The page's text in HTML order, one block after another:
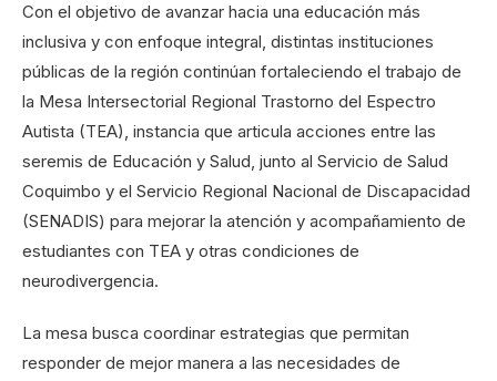
Con el objetivo de avanzar hacia una educación más
inclusiva y con enfoque integral, distintas instituciones
públicas de la región continúan fortaleciendo el trabajo de
la Mesa Intersectorial Regional Trastorno del Espectro
Autista (TEA), instancia que articula acciones entre las
seremis de Educación y Salud, junto al Servicio de Salud
Coquimbo y el Servicio Regional Nacional de Discapacidad
(SENADIS) para mejorar la atención y acompañamiento de
estudiantes con TEA y otras condiciones de
neurodivergencia.
La mesa busca coordinar estrategias que permitan
responder de mejor manera a las necesidades de